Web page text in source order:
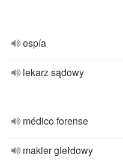
espía
lekarz sądowy
médico forense
makler giełdowy